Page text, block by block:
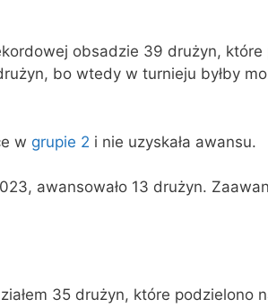
obsadzie 39 drużyn,
bo wtedy w turnieju byłby
w grupie 2 i nie uzyskała awansu.
awansowało 13 drużyn.
35 drużyn, które podzielono